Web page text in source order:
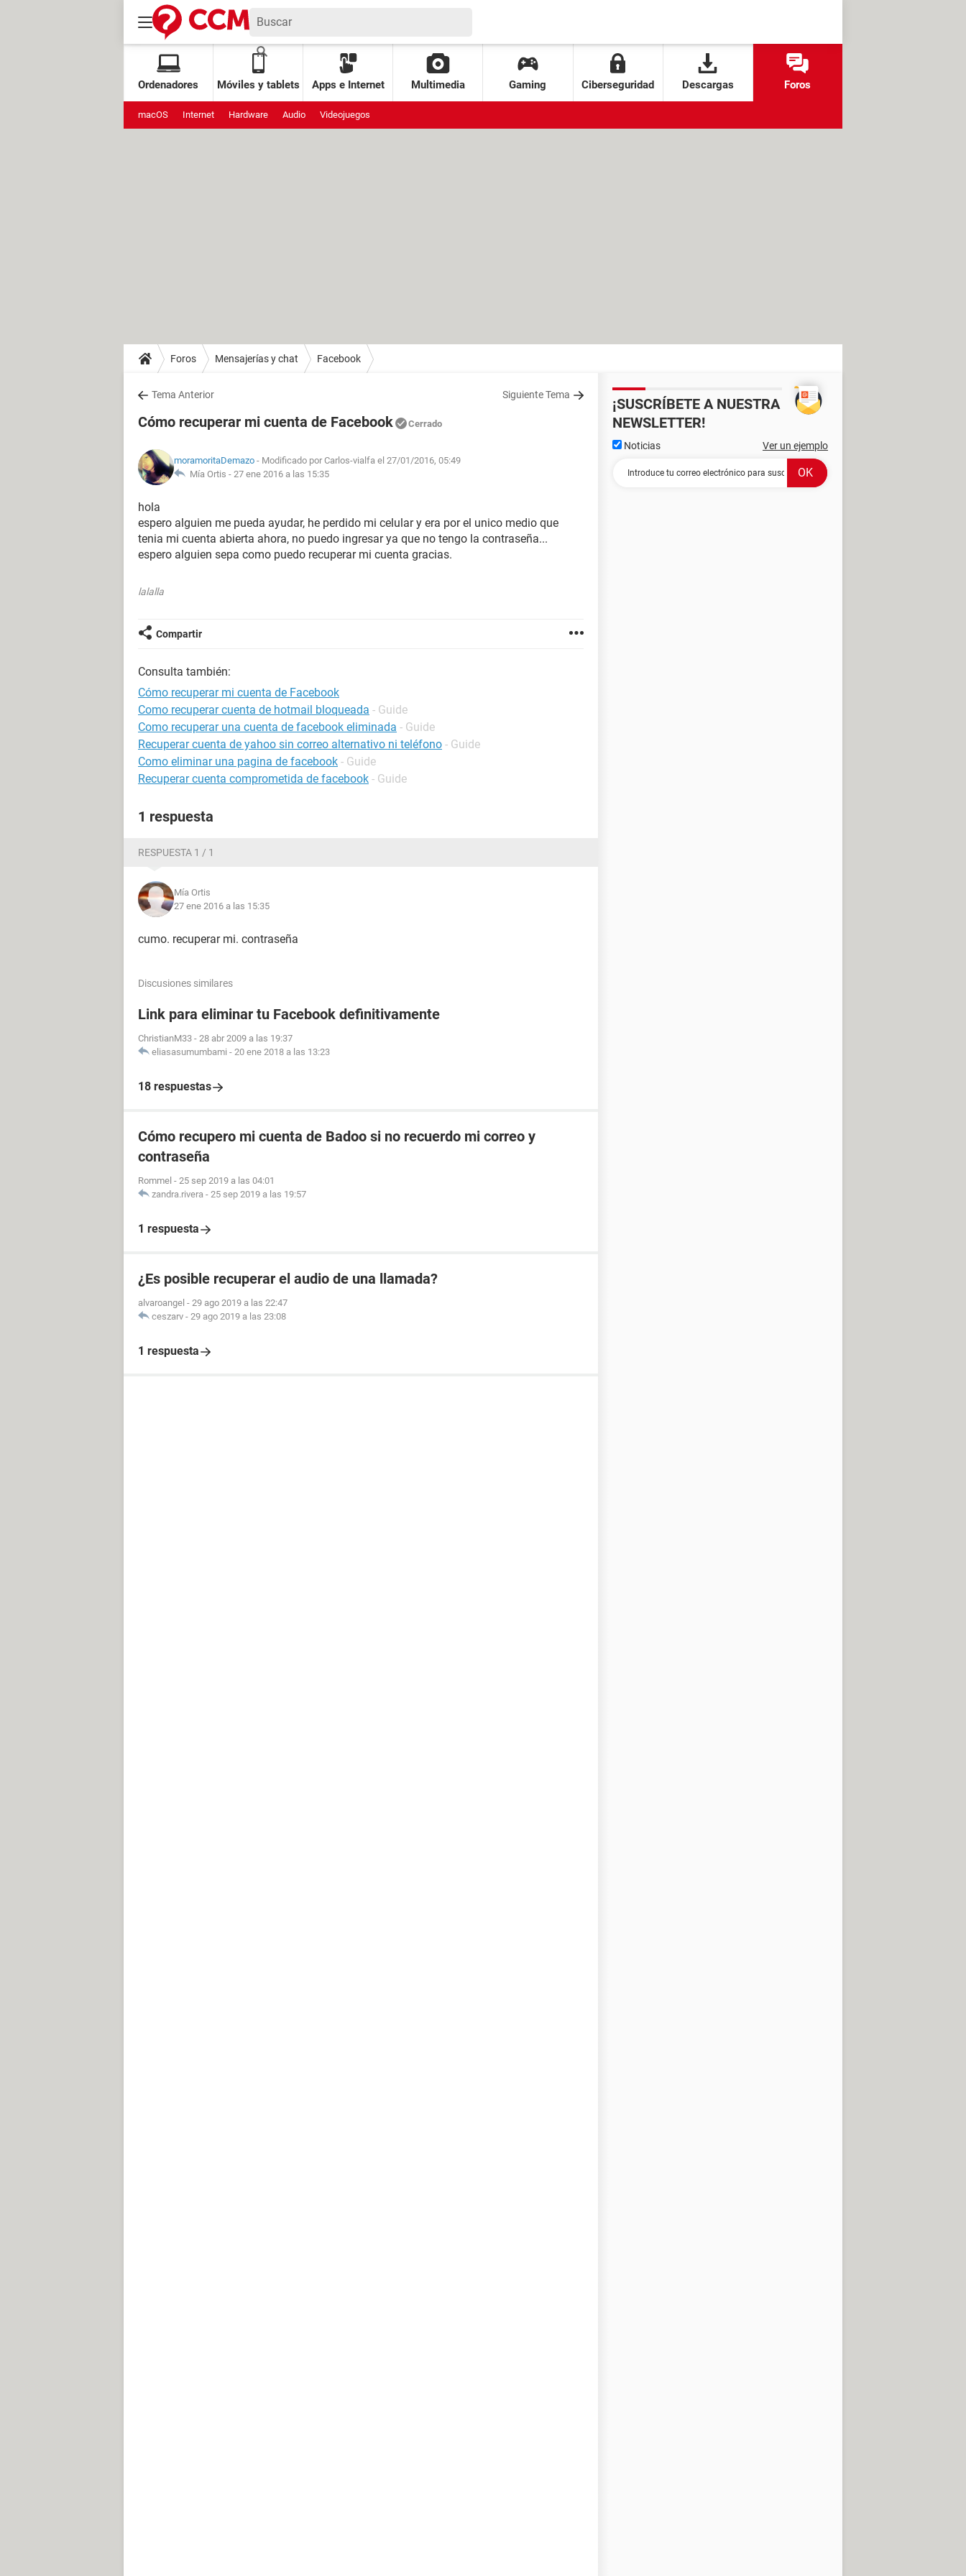
Ordenadores Móviles y tablets Apps e Internet Multimedia Gaming Ciberseguridad Descargas Foros
macOS Internet Hardware Audio Videojuegos
Foros Mensajerías y chat Facebook
Tema Anterior Siguiente Tema
Cómo recuperar mi cuenta de Facebook Cerrado
moramoritaDemazo - Modificado por Carlos-vialfa el 27/01/2016, 05:49
Mía Ortis - 27 ene 2016 a las 15:35
hola
espero alguien me pueda ayudar, he perdido mi celular y era por el unico medio que
tenia mi cuenta abierta ahora, no puedo ingresar ya que no tengo la contraseña...
espero alguien sepa como puedo recuperar mi cuenta gracias.
lalalla
Compartir
Consulta también:
Cómo recuperar mi cuenta de Facebook
Como recuperar cuenta de hotmail bloqueada - Guide
Como recuperar una cuenta de facebook eliminada - Guide
Recuperar cuenta de yahoo sin correo alternativo ni teléfono - Guide
Como eliminar una pagina de facebook - Guide
Recuperar cuenta comprometida de facebook - Guide
1 respuesta
RESPUESTA 1 / 1
Mía Ortis
27 ene 2016 a las 15:35
cumo. recuperar mi. contraseña
Discusiones similares
Link para eliminar tu Facebook definitivamente
ChristianM33 - 28 abr 2009 a las 19:37
eliasasumumbami - 20 ene 2018 a las 13:23
18 respuestas
Cómo recupero mi cuenta de Badoo si no recuerdo mi correo y
contraseña
Rommel - 25 sep 2019 a las 04:01
zandra.rivera - 25 sep 2019 a las 19:57
1 respuesta
¿Es posible recuperar el audio de una llamada?
alvaroangel - 29 ago 2019 a las 22:47
ceszarv - 29 ago 2019 a las 23:08
1 respuesta
¡SUSCRÍBETE A NUESTRA
NEWSLETTER!
Noticias Ver un ejemplo